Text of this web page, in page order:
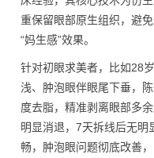
重保留眼部原生组织，避
“妈生感”效果。
针对初眼求美者，比如28
浅、肿泡眼伴眼尾下垂，
度去脂，精准剥离眼部多
明显消退，7天拆线后无
畅，肿泡眼问题彻底改善